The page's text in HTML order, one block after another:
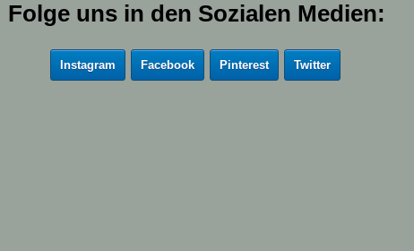
Folge uns in den Sozialen Medien:
Instagram Facebook Pinterest Twitter